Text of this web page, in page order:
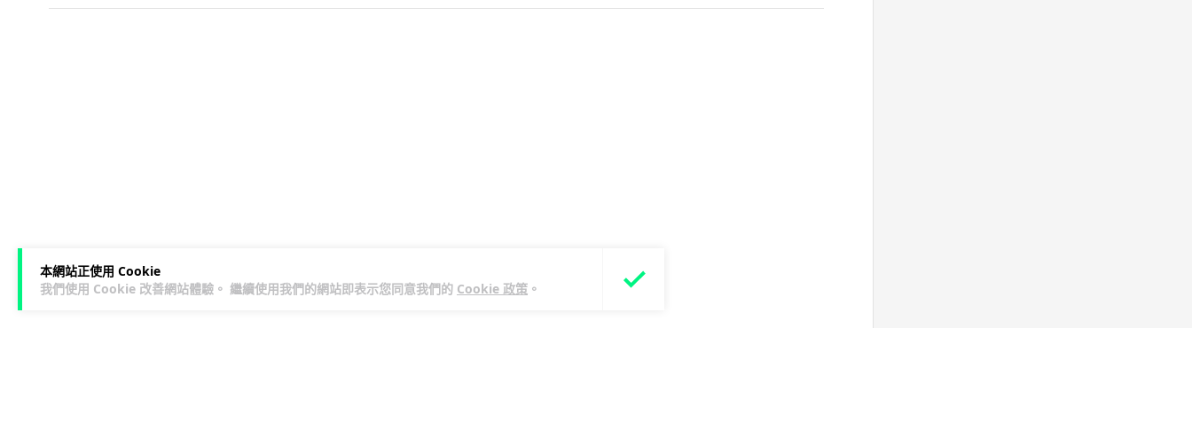
本網站正使用 Cookie
我們使用 Cookie 改善網站體驗。 繼續使用我們的網站即表示您同意我們的 Cookie 政策 。